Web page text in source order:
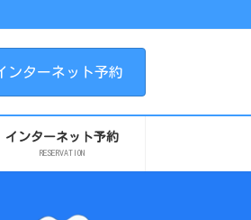
ンターネット予約
インターネット予約
RESERVATION